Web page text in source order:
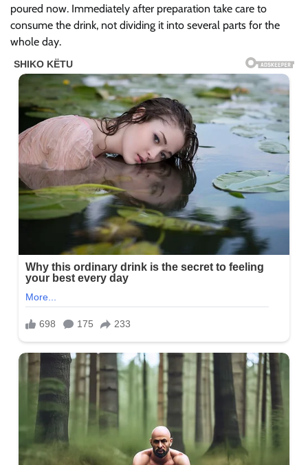
poured now. Immediately after preparation take care to
consume the drink, not dividing it into several parts for the
whole day.